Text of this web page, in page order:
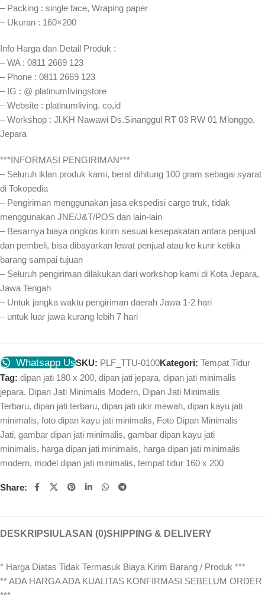
– Packing : single face, Wraping paper
– Ukuran : 160×200
Info Harga dan Detail Produk :
– WA : 0811 2669 123
– Phone : 0811 2669 123
– IG : @ platinumlivingstore
– Website : platinumliving. co,id
– Workshop : Jl.KH Nawawi Ds.Sinanggul RT 03 RW 01 Mlonggo,
Jepara
***INFORMASI PENGIRIMAN***
– Seluruh iklan produk kami, berat dihitung 100 gram sebagai syarat
di Tokopedia
– Pengiriman menggunakan jasa ekspedisi cargo truk, tidak
menggunakan JNE/J&T/POS dan lain-lain
– Besarnya biaya ongkos kirim sesuai kesepakatan antara penjual
dan pembeli, bisa dibayarkan lewat penjual atau ke kurir ketika
barang sampai tujuan
– Seluruh pengiriman dilakukan dari workshop kami di Kota Jepara,
Jawa Tengah
– Untuk jangka waktu pengiriman daerah Jawa 1-2 hari
– untuk luar jawa kurang lebih 7 hari
Whatsapp UsSKU: PLF_TTU-0100Kategori: Tempat Tidur
Tag: dipan jati 180 x 200, dipan jati jepara, dipan jati minimalis
jepara, Dipan Jati Minimalis Modern, Dipan Jati Minimalis
Terbaru, dipan jati terbaru, dipan jati ukir mewah, dipan kayu jati
minimalis, foto dipan kayu jati minimalis, Foto Dipan Minimalis
Jati, gambar dipan jati minimalis, gambar dipan kayu jati
minimalis, harga dipan jati minimalis, harga dipan jati minimalis
modern, model dipan jati minimalis, tempat tidur 160 x 200
Share:
DESKRIPSI ULASAN (0)SHIPPING & DELIVERY
* Harga Diatas Tidak Termasuk Biaya Kirim Barang / Produk ***
** ADA HARGA ADA KUALITAS KONFIRMASI SEBELUM ORDER
***